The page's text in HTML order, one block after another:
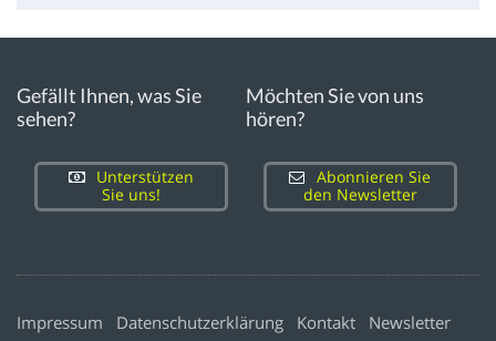
Gefällt Ihnen, was Sie
sehen?
Unterstützen
Sie uns!
Möchten Sie von uns
hören?
Abonnieren Sie
den Newsletter
Impressum Datenschutzerklärung Kontakt
Newsletter